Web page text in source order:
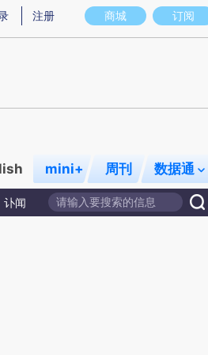
意图存在偏差。不代表财新观点和立场。推荐
商城 订阅
注册
mini+ 周刊 数据通
讣闻